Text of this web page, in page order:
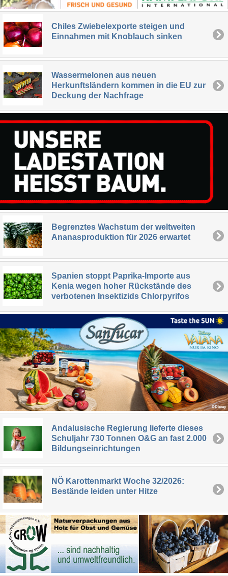
Chiles Zwiebelexporte steigen und
Einnahmen mit Knoblauch sinken
Wassermelonen aus neuen
Herkunftsländern kommen in die EU zur
Deckung der Nachfrage
Begrenztes Wachstum der weltweiten
Ananasproduktion für 2026 erwartet
Spanien stoppt Paprika-Importe aus
Kenia wegen hoher Rückstände des
verbotenen Insektizids Chlorpyrifos
Andalusische Regierung lieferte dieses
Schuljahr 730 Tonnen O&G an fast 2.000
Bildungseinrichtungen
NÖ Karottenmarkt Woche 32/2026:
Bestände leiden unter Hitze